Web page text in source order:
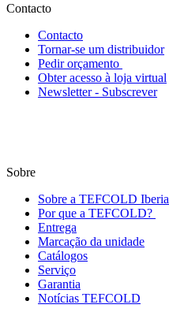
Contacto
Contacto
Tornar-se um distribuidor
Pedir orçamento
Obter acesso à loja virtual
Newsletter - Subscrever
Sobre
Sobre a TEFCOLD Iberia
Por que a TEFCOLD?
Entrega
Marcação da unidade
Catálogos
Serviço
Garantia
Notícias TEFCOLD